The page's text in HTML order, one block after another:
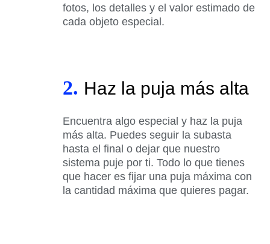
fotos, los detalles y el valor estimado de
cada objeto especial.
2. Haz la puja más alta
Encuentra algo especial y haz la puja
más alta. Puedes seguir la subasta
hasta el final o dejar que nuestro
sistema puje por ti. Todo lo que tienes
que hacer es fijar una puja máxima con
la cantidad máxima que quieres pagar.